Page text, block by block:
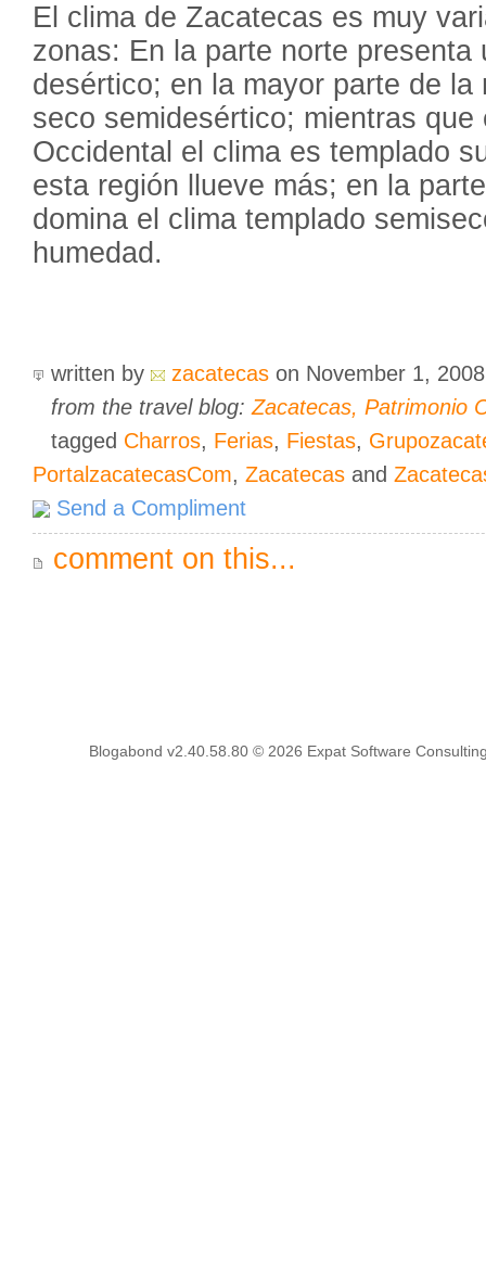
El clima de Zacatecas es muy
zonas: En la parte norte presenta
desértico; en la mayor parte de la
seco semidesértico; mientras que
Occidental el clima es templado
esta región llueve más; en la
domina el clima templado
humedad.
written by zacatecas on November 1,
from the travel blog: Zacatecas, Patrimonio
tagged Charros, Ferias, Fiestas,
PortalzacatecasCom, Zacatecas and
Send a Compliment
comment on this...
Blogabond v2.40.58.80 © 2026 Expat Software